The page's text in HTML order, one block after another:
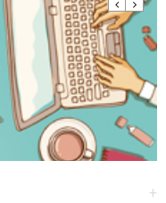
Previous
Next
+